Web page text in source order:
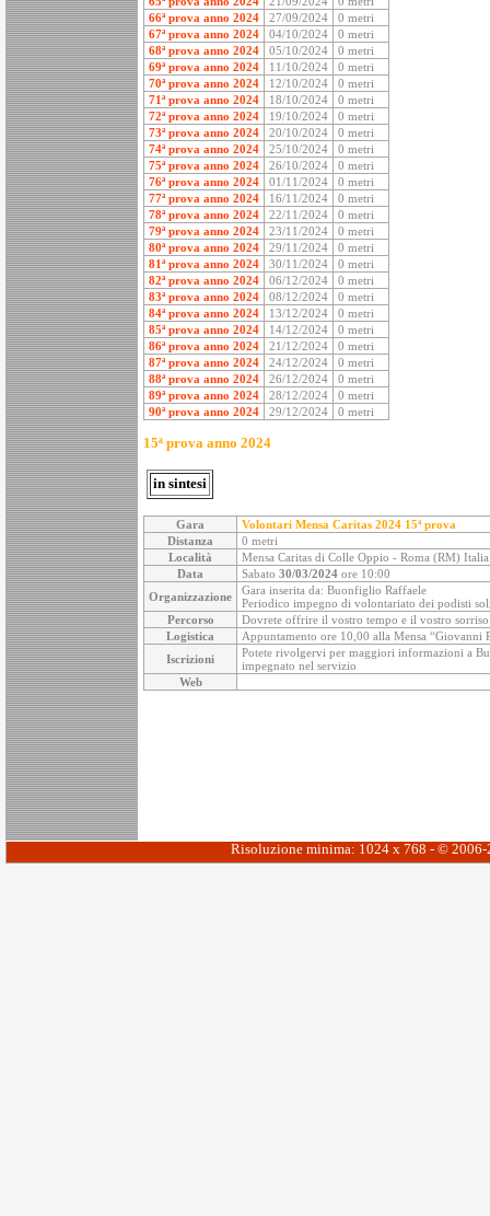
66ª prova anno 2024
27/09/2024
0 metri
67ª prova anno 2024
04/10/2024
0 metri
68ª prova anno 2024
05/10/2024
0 metri
69ª prova anno 2024
11/10/2024
0 metri
70ª prova anno 2024
12/10/2024
0 metri
71ª prova anno 2024
18/10/2024
0 metri
72ª prova anno 2024
19/10/2024
0 metri
73ª prova anno 2024
20/10/2024
0 metri
74ª prova anno 2024
25/10/2024
0 metri
75ª prova anno 2024
26/10/2024
0 metri
76ª prova anno 2024
01/11/2024
0 metri
77ª prova anno 2024
16/11/2024
0 metri
78ª prova anno 2024
22/11/2024
0 metri
79ª prova anno 2024
23/11/2024
0 metri
80ª prova anno 2024
29/11/2024
0 metri
81ª prova anno 2024
30/11/2024
0 metri
82ª prova anno 2024
06/12/2024
0 metri
83ª prova anno 2024
08/12/2024
0 metri
84ª prova anno 2024
13/12/2024
0 metri
85ª prova anno 2024
14/12/2024
0 metri
86ª prova anno 2024
21/12/2024
0 metri
87ª prova anno 2024
24/12/2024
0 metri
88ª prova anno 2024
26/12/2024
0 metri
89ª prova anno 2024
28/12/2024
0 metri
90ª prova anno 2024
29/12/2024 0 metri
15ª prova anno 2024
in sintesi
Gara Volontari Mensa Caritas 2024 15ª prova
Distanza
0 metri
Località
Mensa Caritas di Colle Oppio - Roma (RM) Italia
Data
Sabato 30/03/2024 ore 10:00
Organizzazione
Gara inserita da: Buonfiglio Raffaele
Periodico impegno di volontariato dei podisti
Percorso
Dovrete offrire il vostro tempo e il vostro sorriso
Logistica
Appuntamento ore 10,00 alla Mensa
Iscrizioni
Potete rivolgervi per maggiori informazioni a
impegnato nel servizio
Web
Risoluzione minima: 1024 x 768 - ©